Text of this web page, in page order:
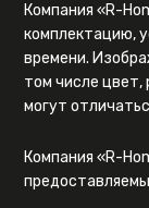
Компания «R-
комплектацию,
времени.
том числе цвет,
могут
Компания «R-